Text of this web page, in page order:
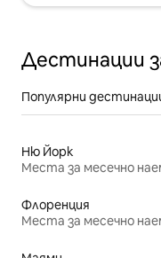
Дестинации
Популярни
Ню Йорк
Места за месечно
Флоренция
Места за месечно